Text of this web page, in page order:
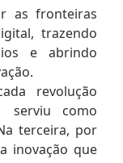
as fronteiras
trazendo
e abrindo
revolução
serviu como
terceira, por
inovação que